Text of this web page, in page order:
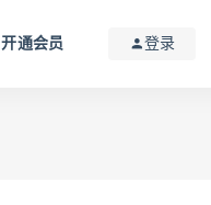
开通会员 登录